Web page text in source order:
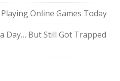
Online Games Today
Day… But Still Got Trapped